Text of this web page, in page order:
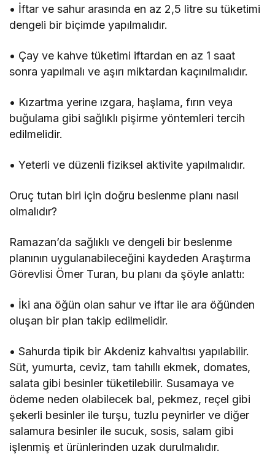
• İftar ve sahur arasında en az 2,5 litre su tüketimi
dengeli bir biçimde yapılmalıdır.
• Çay ve kahve tüketimi iftardan en az 1 saat
sonra yapılmalı ve aşırı miktardan kaçınılmalıdır.
• Kızartma yerine ızgara, haşlama, fırın veya
buğulama gibi sağlıklı pişirme yöntemleri tercih
edilmelidir.
• Yeterli ve düzenli fiziksel aktivite yapılmalıdır.
Oruç tutan biri için doğru beslenme planı nasıl
olmalıdır?
Ramazan’da sağlıklı ve dengeli bir beslenme
planının uygulanabileceğini kaydeden Araştırma
Görevlisi Ömer Turan, bu planı da şöyle anlattı:
• İki ana öğün olan sahur ve iftar ile ara öğünden
oluşan bir plan takip edilmelidir.
• Sahurda tipik bir Akdeniz kahvaltısı yapılabilir.
Süt, yumurta, ceviz, tam tahıllı ekmek, domates,
salata gibi besinler tüketilebilir. Susamaya ve
ödeme neden olabilecek bal, pekmez, reçel gibi
şekerli besinler ile turşu, tuzlu peynirler ve diğer
salamura besinler ile sucuk, sosis, salam gibi
işlenmiş et ürünlerinden uzak durulmalıdır.